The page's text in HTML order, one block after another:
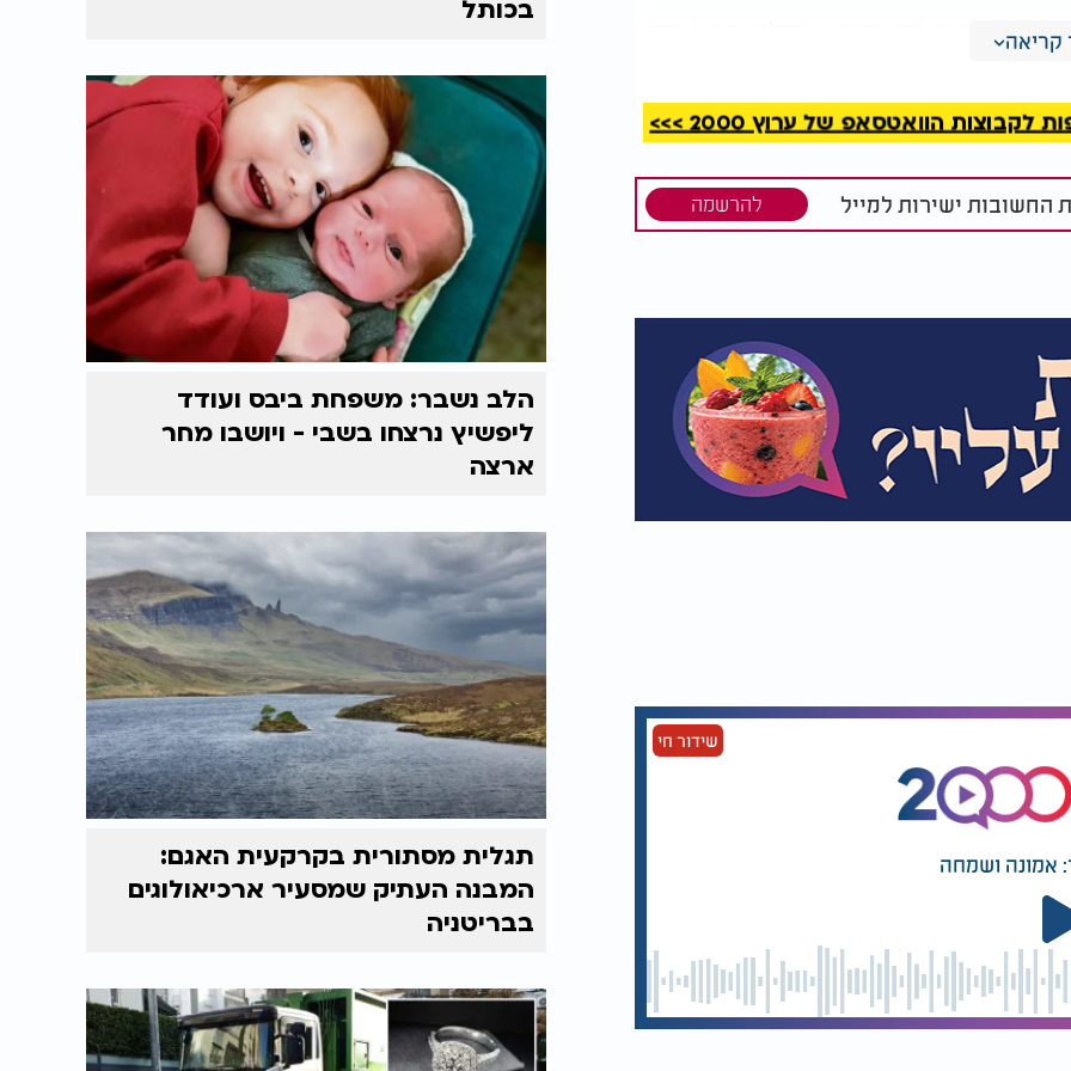
התחממות הדרגתית - תהליך מוכר בקיץ
להמעיט בפעילות גופנית בשעות החמות,
הוואטסאפ של ערוץ 2000 >>>
החשובות ישירות למייל להרשמה
שידור חי
אמונה ושמחה
בכותל
הלב נשבר: משפחת ביבס ועודד
ליפשיץ נרצחו בשבי - ויושבו מחר
ארצה
תגלית מסתורית בקרקעית האגם:
המבנה העתיק שמסעיר ארכיאולוגים
בבריטניה